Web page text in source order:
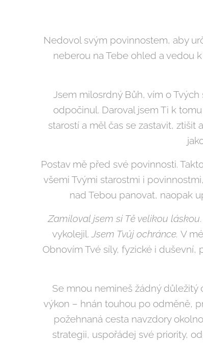
Nedovol svým povinnostem, aby
neberou na Tebe ohled a vedou
Jsem milosrdný Bůh, vím o
odpočinul. Daroval jsem Ti k
starostí a měl čas se zastavit,
Postav mě před své povinnosti.
všemi Tvými starostmi i
nad Tebou panovat, naopak
Zamiloval jsem si Tě velikou láskou
vykolejil.Jsem Tvůj ochránce. V
Obnovím Tvé síly, fyzické i duševní,
Se mnou nemineš žádný
výkon – hnán touhou po odměně,
požehnaná cesta navzdory
strategii, uspořádej své priority,